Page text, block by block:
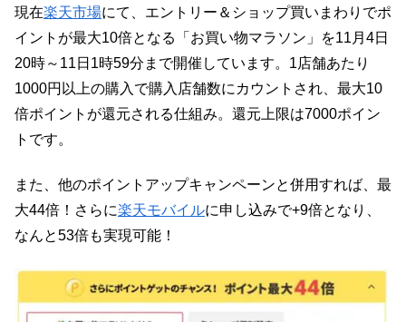
現在楽天市場にて、エントリー＆ショップ買いまわりでポ
イントが最大10倍となる「お買い物マラソン」を11月4日
20時～11日1時59分まで開催しています。1店舗あたり
1000円以上の購入で購入店舗数にカウントされ、最大10
倍ポイントが還元される仕組み。還元上限は7000ポイン
トです。
また、他のポイントアップキャンペーンと併用すれば、最
大44倍！さらに楽天モバイルに申し込みで+9倍となり、
なんと53倍も実現可能！